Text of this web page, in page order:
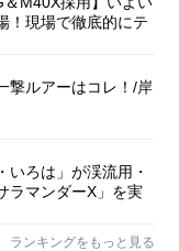
！現場で徹底的にテ
撃ルアーはコレ！/岸
いろは」が渓流用・
ラマンダーX」を実
ランキングをもっと見る